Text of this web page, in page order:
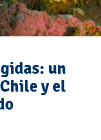
un
y el